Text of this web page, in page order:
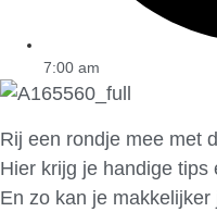
7:00 am
Rij een rondje mee met
Hier krijg je handige tips
En zo kan je